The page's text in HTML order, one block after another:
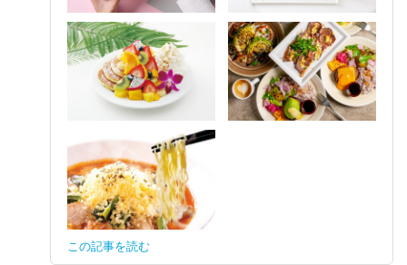
この記事を読む